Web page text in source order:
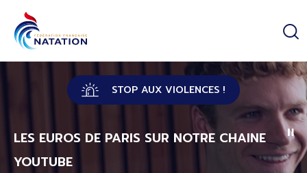
STOP AUX VIOLENCES !
LES EUROS DE PARIS SUR NOTRE CHAINE
YOUTUBE
Panneau de gestion des cookies